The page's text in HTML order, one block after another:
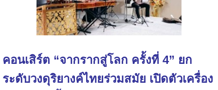
คอนเสิร์ต “จากรากสู่โลก ครั้งที่ 4” ยก
ระดับวงดุริยางค์ไทยร่วมสมัย เปิดตัวเครื่อง